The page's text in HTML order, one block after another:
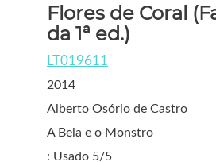
Flores de Coral
da 1ª ed.)
LT019611
2014
Alberto Osório de Castro
A Bela e o Monstro
: Usado 5/5